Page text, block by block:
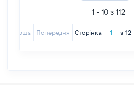
1 - 10 з 112
Перша Попередня Сторінка з 12